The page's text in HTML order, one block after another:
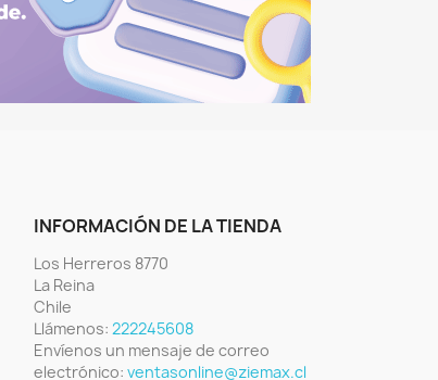
INFORMACIÓN DE LA TIENDA
Los Herreros 8770
La Reina
Chile
Llámenos: 222245608
Envíenos un mensaje de correo
electrónico: ventasonline@ziemax.cl